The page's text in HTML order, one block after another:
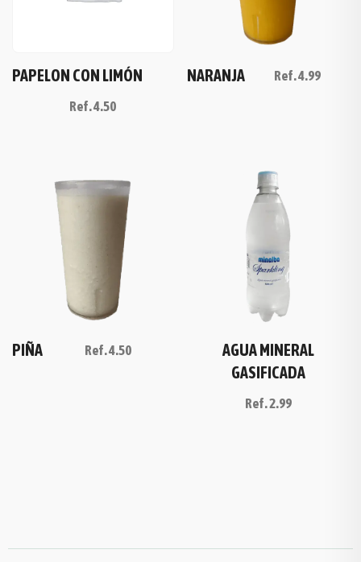
PAPELON CON LIMÓN
Ref.4.50
NARANJA Ref.4.99
PIÑA Ref.4.50
AGUA MINERAL
GASIFICADA
Ref.2.99